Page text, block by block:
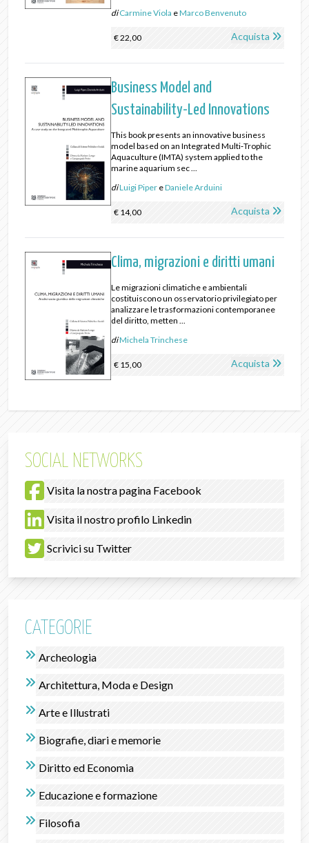
diCarmine Viola eMarco Benvenuto
€ 22,00 Acquista
Business Model and
Sustainability-Led Innovations
This book presents an innovative business
model based on an Integrated Multi‑Trophic
Aquaculture (IMTA) system applied to the
marine aquarium sec ...
diLuigi Piper eDaniele Arduini
€ 14,00 Acquista
Clima, migrazioni e diritti umani
Le migrazioni climatiche e ambientali
costituiscono un osservatorio privilegiato per
analizzare le trasformazioni contemporanee
del diritto, metten ...
diMichela Trinchese
€ 15,00 Acquista
SOCIAL NETWORKS
Visita la nostra pagina Facebook
Visita il nostro profilo Linkedin
Scrivici su Twitter
CATEGORIE
Archeologia
Architettura, Moda e Design
Arte e Illustrati
Biografie, diari e memorie
Diritto ed Economia
Educazione e formazione
Filosofia